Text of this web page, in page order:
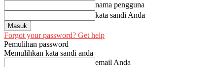
nama pengguna
kata sandi Anda
Forgot your password? Get help
Pemulihan password
Memulihkan kata sandi anda
email Anda